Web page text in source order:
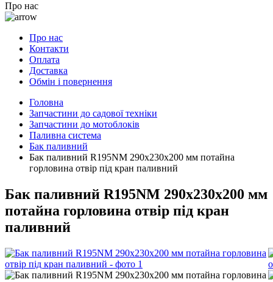
Про нас
Про нас
Контакти
Оплата
Доставка
Обмін і повернення
Головна
Запчастини до садової техніки
Запчастини до мотоблоків
Паливна система
Бак паливний
Бак паливний R195NM 290x230x200 мм потайна
горловина отвір під кран паливний
Бак паливний R195NM 290x230x200 мм
потайна горловина отвір під кран
паливний